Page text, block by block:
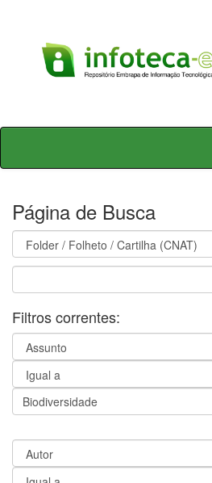
Skip
Página de Busca
Filtros correntes: